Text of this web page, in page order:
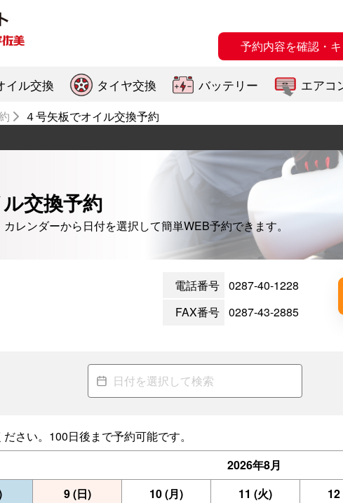
予約内容を確認・
イル交換 タイヤ交換 バッテリー エアコ
４号矢板でオイル交換予約
ル交換予約
レンダーから日付を選択して簡単WEB予約できます。
電話番号 0287-40-1228
FAX番号 0287-43-2885
さい。100日後まで予約可能です。
2026年8月
9(日) 10(月) 11 (火) 12